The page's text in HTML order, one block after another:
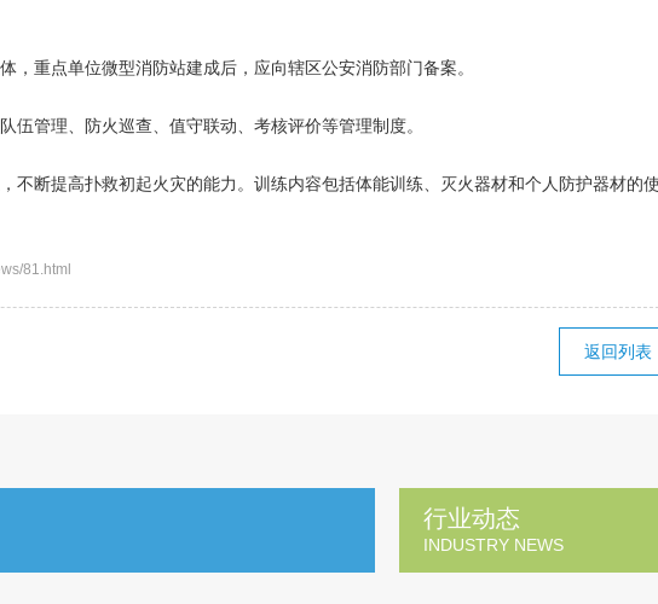
重点单位微型消防站建成后，应向辖区公安消防部门备案。
管理、防火巡查、值守联动、考核评价等管理制度。
断提高扑救初起火灾的能力。训练内容包括体能训练、灭火器材和个人防护器材的
81.html
返回列表
行业动态
INDUSTRY NEWS